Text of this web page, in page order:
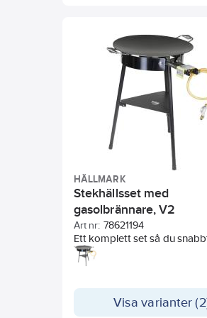
HÄLLMARK
Stekhällsset med
gasolbrännare, V2
Art nr: 78621194
Ett komplett set så du
komma igång med din
utomhusmatlagning.
gasolbrännaren och
Visa varianter